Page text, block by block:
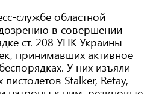
службе областной
в совершении
ст. 208 УПК Украины
принимавших активное
У них изъяли
Stalker, Retay,